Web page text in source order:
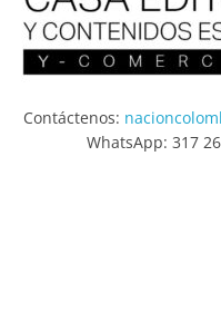
Contáctenos:
WhatsApp: 317